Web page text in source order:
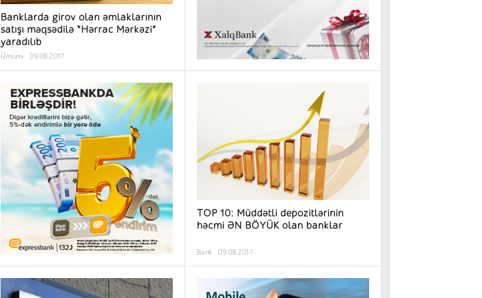
Banklarda girov olan əmlaklarının
satışı məqsədilə “Hərrac Mərkəzi”
yaradılıb
Ümumi 09.08.2017
TOP 10: Müddətli depozitlərinin
həcmi ƏN BÖYÜK olan banklar
Bank 09.08.2017